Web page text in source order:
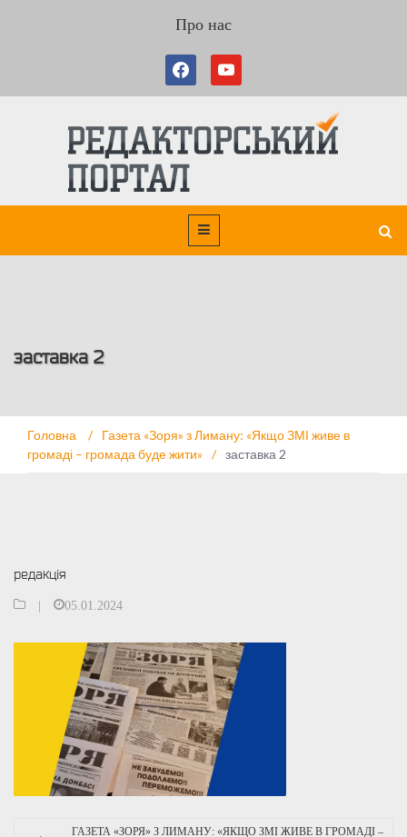
Про нас
заставка 2
Головна /
Газета «Зоря» з Лиману: «Якщо ЗМІ живе в
громаді – громада буде жити»
/ заставка 2
редакція
05.01.2024
ГАЗЕТА «ЗОРЯ» З ЛИМАНУ: «ЯКЩО ЗМІ ЖИВЕ В ГРОМАДІ –